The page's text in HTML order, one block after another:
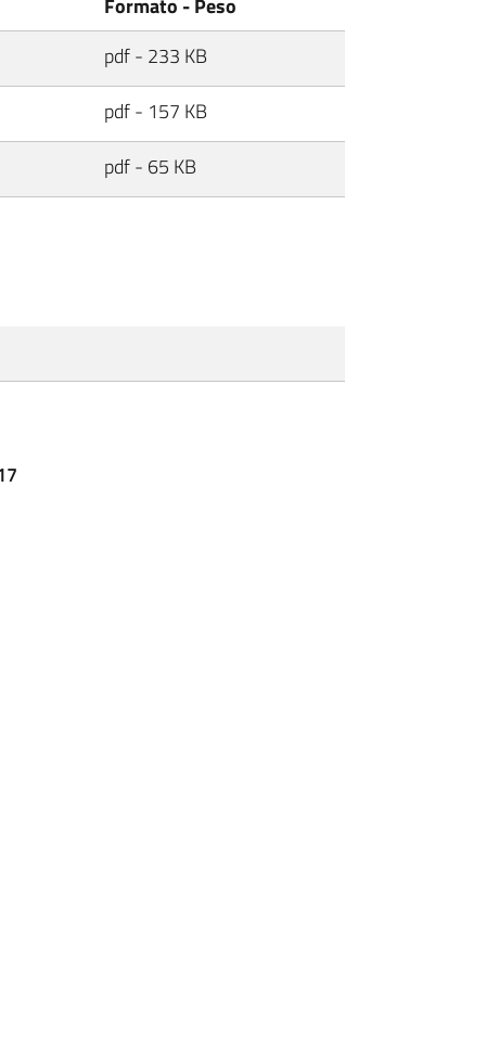
Formato - Peso
pdf - 233 KB
pdf - 157 KB
pdf - 65 KB